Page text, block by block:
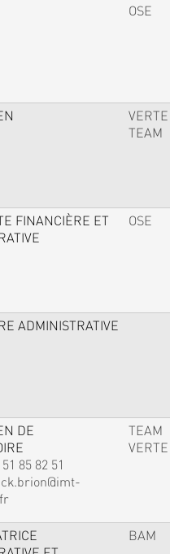
OSE
VERTE
TEAM
FINANCIÈRE ET
OSE
ADMINISTRATIVE
DE
85 82 51
TEAM
VERTE
BAM